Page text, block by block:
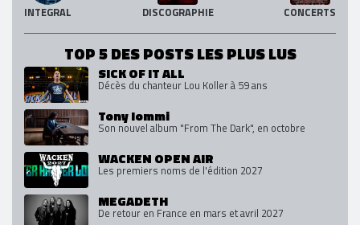
INTEGRAL DISCOGRAPHIE CONCERTS
TOP 5 DES POSTS LES PLUS LUS
SICK OF IT ALL
Décès du chanteur Lou Koller à 59 ans
Tony Iommi
Son nouvel album "From The Dark", en octobre
WACKEN OPEN AIR
Les premiers noms de l'édition 2027
MEGADETH
De retour en France en mars et avril 2027